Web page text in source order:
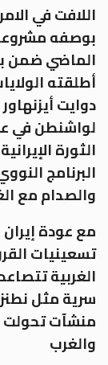
اللافت في
بوصفه
الماضي ضمن
أطلقته
دوايت
لواشنطن في
البرنامج
والصدام مع
مع عودة
تسعينيات
الغربية
سرية مثل
منشآت تحولت
والغرب